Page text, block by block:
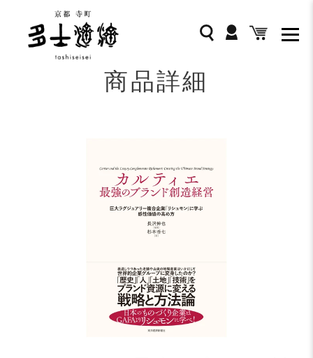
検索 ログインカート
商品詳細